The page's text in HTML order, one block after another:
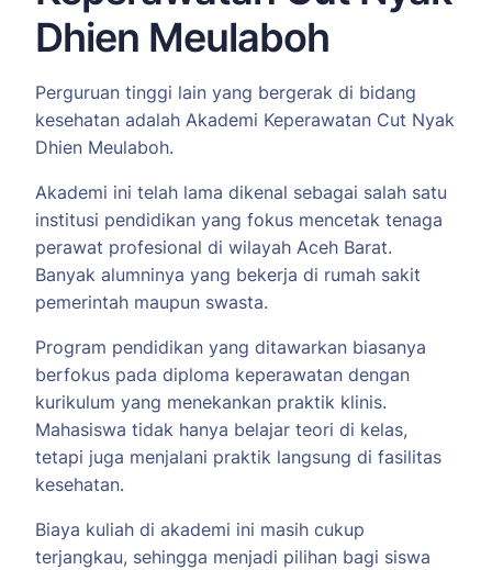
Dhien Meulaboh
Perguruan tinggi lain yang bergerak di bidang
kesehatan adalah Akademi Keperawatan Cut Nyak
Dhien Meulaboh.
Akademi ini telah lama dikenal sebagai salah satu
institusi pendidikan yang fokus mencetak tenaga
perawat profesional di wilayah Aceh Barat.
Banyak alumninya yang bekerja di rumah sakit
pemerintah maupun swasta.
Program pendidikan yang ditawarkan biasanya
berfokus pada diploma keperawatan dengan
kurikulum yang menekankan praktik klinis.
Mahasiswa tidak hanya belajar teori di kelas,
tetapi juga menjalani praktik langsung di fasilitas
kesehatan.
Biaya kuliah di akademi ini masih cukup
terjangkau, sehingga menjadi pilihan bagi siswa